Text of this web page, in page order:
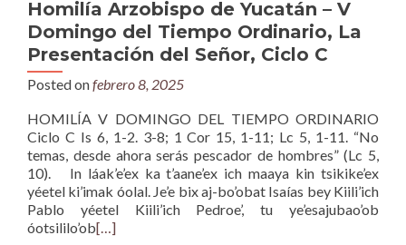
Homilía Arzobispo de Yucatán – V
Domingo del Tiempo Ordinario, La
Presentación del Señor, Ciclo C
Posted onfebrero 8, 2025
HOMILÍA V DOMINGO DEL TIEMPO ORDINARIO
Ciclo C Is 6, 1-2. 3-8; 1 Cor 15, 1-11; Lc 5, 1-11. “No
temas, desde ahora serás pescador de hombres” (Lc 5,
10). In láak’e’ex ka t’aane’ex ich maaya kin tsikike’ex
yéetel ki’imak óolal. Je’e bix aj-bo’obat Isaías bey Kiili’ich
Pablo yéetel Kiili’ich Pedroe’, tu ye’esajubao’ob
óotsililo’ob[…]